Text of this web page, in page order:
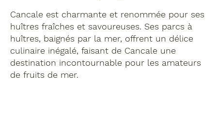
Cancale est charmante et renommée pour ses
huîtres fraîches et savoureuses. Ses parcs à
huîtres, baignés par la mer, offrent un délice
culinaire inégalé, faisant de Cancale une
destination incontournable pour les amateurs
de fruits de mer.